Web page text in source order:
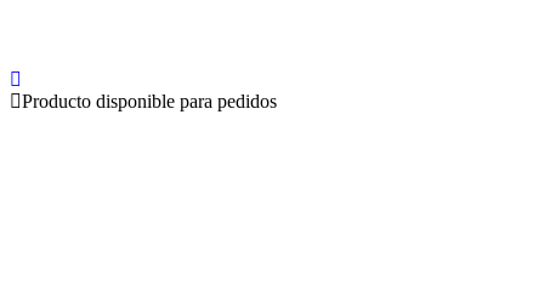
Producto disponible para pedidos